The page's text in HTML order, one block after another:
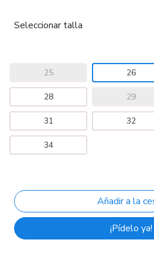
Seleccionar talla
25 26
28 29
31 32
34
¡Pídelo ya!